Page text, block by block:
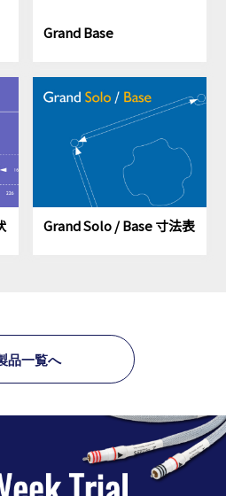
Grand Base
Grand Solo / Base 寸法表
品一覧へ